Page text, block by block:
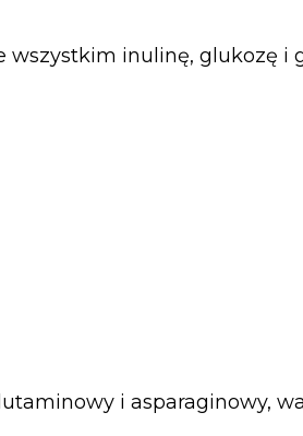
wszystkim inulinę, glukozę i
i asparaginowy,